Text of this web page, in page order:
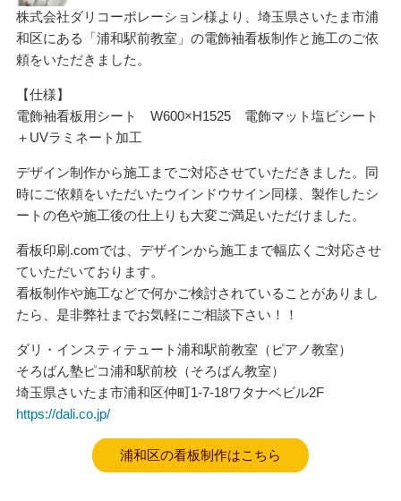
株式会社ダリコーポレーション様より、埼玉県さいたま市浦
和区にある「浦和駅前教室」の電飾袖看板制作と施工のご依
頼をいただきました。
【仕様】
電飾袖看板用シート W600×H1525 電飾マット塩ビシート
＋UVラミネート加工
デザイン制作から施工までご対応させていただきました。同
時にご依頼をいただいたウインドウサイン同様、製作したシ
ートの色や施工後の仕上りも大変ご満足いただけました。
看板印刷.comでは、デザインから施工まで幅広くご対応させ
ていただいております。
看板制作や施工などで何かご検討されていることがありまし
たら、是非弊社までお気軽にご相談下さい！！
ダリ・インスティテュート浦和駅前教室（ピアノ教室）
そろばん塾ピコ浦和駅前校（そろばん教室）
埼玉県さいたま市浦和区仲町1-7-18ワタナベビル2F
https://dali.co.jp/
浦和区の看板制作はこちら